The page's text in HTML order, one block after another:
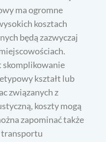
ma ogromne
kosztach
będą zazwyczaj
skomplikowanie
kształt lub
związanych z
koszty mogą
zapominać także
transportu